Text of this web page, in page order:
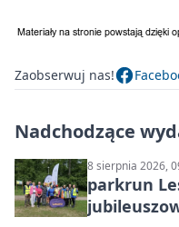
Zaobserwuj nas!
Nadchodzące
8 sierpnia 2026,
parkrun